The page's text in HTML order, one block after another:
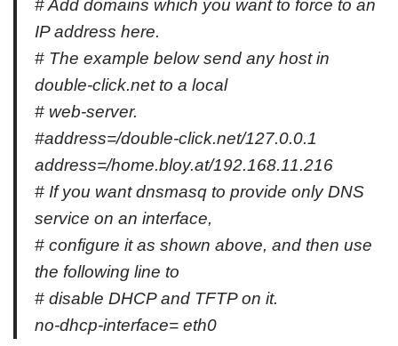
# Add domains which you want to force to an
IP address here.
# The example below send any host in
double-click.net to a local
# web-server.
#address=/double-click.net/127.0.0.1
address=/home.bloy.at/192.168.11.216
# If you want dnsmasq to provide only DNS
service on an interface,
# configure it as shown above, and then use
the following line to
# disable DHCP and TFTP on it.
no-dhcp-interface= eth0